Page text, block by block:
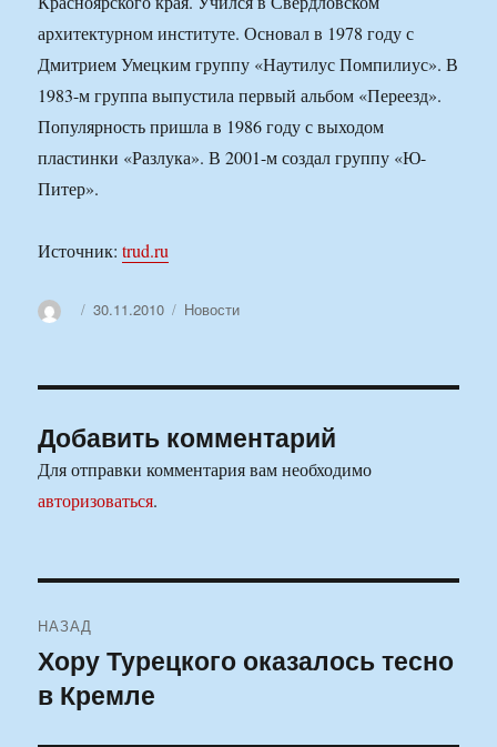
архитектурном институте. Основал в 1978 году с
Дмитрием Умецким группу «Наутилус Помпилиус». В
1983-м группа выпустила первый альбом «Переезд».
Популярность пришла в 1986 году с выходом
пластинки «Разлука». В 2001-м создал группу «Ю-
Питер».
Источник:trud.ru
АвторОпубликовано
30.11.2010 Рубрики
Новости
Добавить комментарий
Для отправки комментария вам необходимо
авторизоваться.
по
записям
НАЗАД
Предыдущая
запись:
Хору Турецкого оказалось тесно
в Кремле